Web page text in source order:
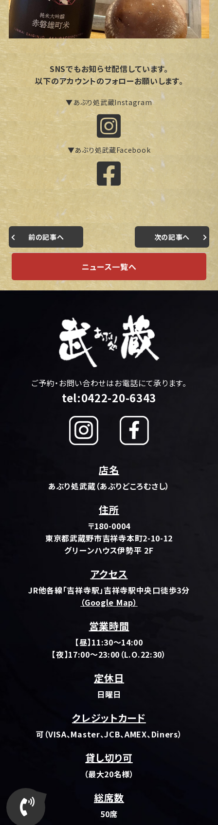
SNSでもお知らせ配信しています。
以下のアカウントのフォローお願いします。
▼あぶり処武蔵Instagram
▼あぶり処武蔵Facebook
前の記事へ 次の記事へ
ニュース一覧へ
ご予約・お問い合わせはお電話にて承ります。
tel:0422-20-6343
店名
あぶり処武蔵（あぶりどころむさし）
住所
〒180-0004
東京都武蔵野市吉祥寺本町2-10-12
グリーンハウス伊勢平 2F
アクセス
JR他各線「吉祥寺駅」吉祥寺駅中央口徒歩3分
（Google Map）
営業時間
【昼】11:30～14:00
【夜】17:00～23:00（L.O.22:30）
定休日
日曜日
クレジットカード
可（VISA、Master、JCB、AMEX、Diners）
貸し切り可
（最大20名様）
総席数
50席